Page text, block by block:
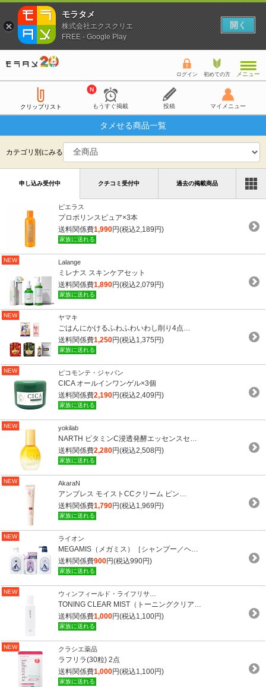
ログイン 初めての方 メニュー
クリップリスト もうすぐ掲載 投稿 マイメニュー
タメせる商品一覧
カテゴリ別にみる
申し込み受付中 クチコミ受付中 過去の掲載商品
ピエラス
プロポリンスピュア×3本
送料関係費1,990円(税込2,189円)
家族に送れる
NEW Lalange
ミレナス スキンケアセット
送料関係費1,890円(税込2,079円)
家族に送れる
NEW ヤマキ
ごはんにかけるふわふわいわし削り4点…
送料関係費1,250円(税込1,375円)
家族に送れる
NEW ピコモンテ・ジャパン
CICA オールインワンゲル×3個
送料関係費2,190円(税込2,409円)
家族に送れる
NEW yokilab
NARTH ビタミンC浸透発酵エッセンスセ…
送料関係費2,280円(税込2,508円)
家族に送れる
NEW AkaraN
アンブレス モイストCCクリーム ピン…
送料関係費1,790円(税込1,969円)
家族に送れる
NEW ライオン
MEGAMIS（メガミス）［シャンプー／ヘ…
送料関係費900円(税込990円)
家族に送れる
NEW ウィンフィールド・ライフリサ…
TONING CLEAR MIST（トーニングクリア…
送料関係費1,000円(税込1,100円)
家族に送れる
NEW クラシエ薬品
ラフリラ(30粒) 2点
送料関係費1,000円(税込1,100円)
家族に送れる
モラタメ
株式会社エクスクリエ
FREE - Google Play
開く